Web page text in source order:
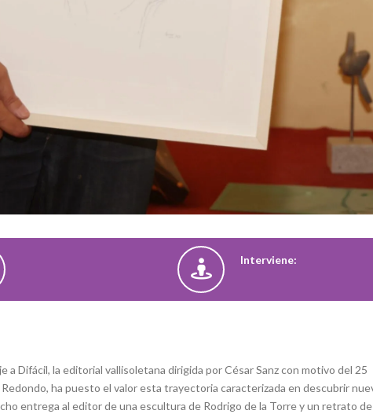
Interviene:
a Difácil, la editorial vallisoletana dirigida por César Sanz con motivo del 25
ha puesto el valor esta trayectoria caracterizada en descubrir
entrega al editor de una escultura de Rodrigo de la Torre y un retrato de